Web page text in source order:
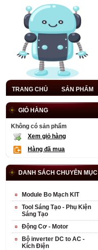
TRANG CHỦ SẢN PHẨM
GIỎ HÀNG
Không có sản phẩm
Xem giỏ hàng
Hàng đã mua
DANH SÁCH CHUYÊN MỤC
Module Bo Mạch KIT
Tool Sáng Tạo - Phụ Kiện
Sáng Tạo
Động Cơ - Motor
Bộ inverter DC to AC -
Kích Điện